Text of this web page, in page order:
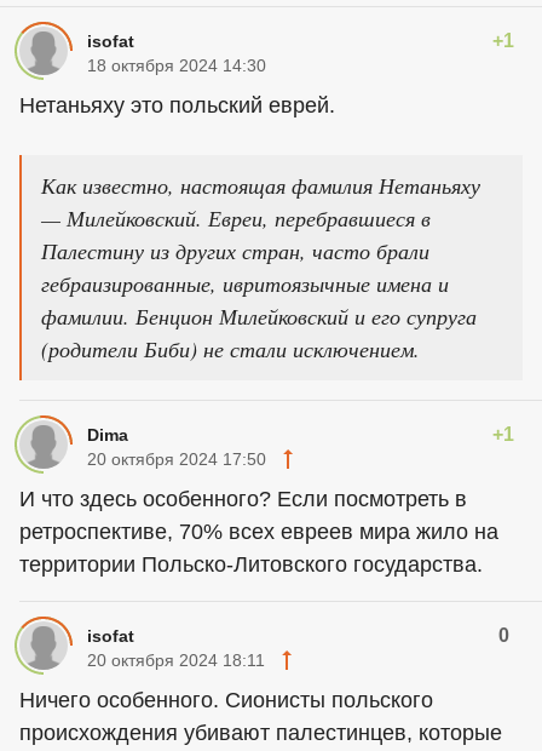
isofat +1
18 октября 2024 14:30
Нетаньяху это польский еврей.
Как известно, настоящая фамилия Нетаньяху
— Милейковский. Евреи, перебравшиеся в
Палестину из других стран, часто брали
гебраизированные, ивритоязычные имена и
фамилии. Бенцион Милейковский и его супруга
(родители Биби) не стали исключением.
Dima +1
20 октября 2024 17:50
И что здесь особенного? Если посмотреть в
ретроспективе, 70% всех евреев мира жило на
территории Польско-Литовского государства.
isofat 0
20 октября 2024 18:11
Ничего особенного. Сионисты польского
происхождения убивают палестинцев, которые